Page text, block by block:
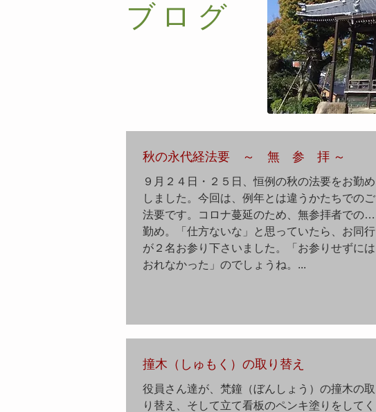
ブログ
秋の永代経法要 ～ 無 参 拝 ～
９月２４日・２５日、恒例の秋の法要をお勤め
しました。今回は、例年とは違うかたちでのご
法要です。コロナ蔓延のため、無参拝者でのお
勤め。「仕方ないな」と思っていたら、お同行
が２名お参り下さいました。「お参りせずには
おれなかった」のでしょうね。...
撞木（しゅもく）の取り替え
役員さん達が、梵鐘（ぼんしょう）の撞木の取
り替え、そして立て看板のペンキ塗りをしてく